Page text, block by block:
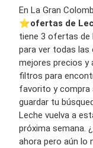
En La Gran
⭐️ofertas de
tiene 3 ofertas de
para ver todas
mejores precios y
filtros para
favorito y compra
guardar tu
Leche vuelva a
próxima semana.
ahora pero aún lo